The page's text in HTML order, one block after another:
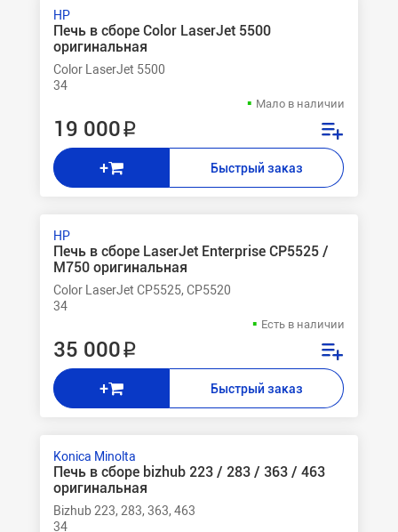
HP
Печь в сборе Color LaserJet 5500
оригинальная
Color LaserJet 5500
34
Мало в наличии
19 000 ₽
+ Быстрый заказ
HP
Печь в сборе LaserJet Enterprise CP5525 /
M750 оригинальная
Color LaserJet CP5525, CP5520
34
Есть в наличии
35 000 ₽
+ Быстрый заказ
Konica Minolta
Печь в сборе bizhub 223 / 283 / 363 / 463
оригинальная
Bizhub 223, 283, 363, 463
34